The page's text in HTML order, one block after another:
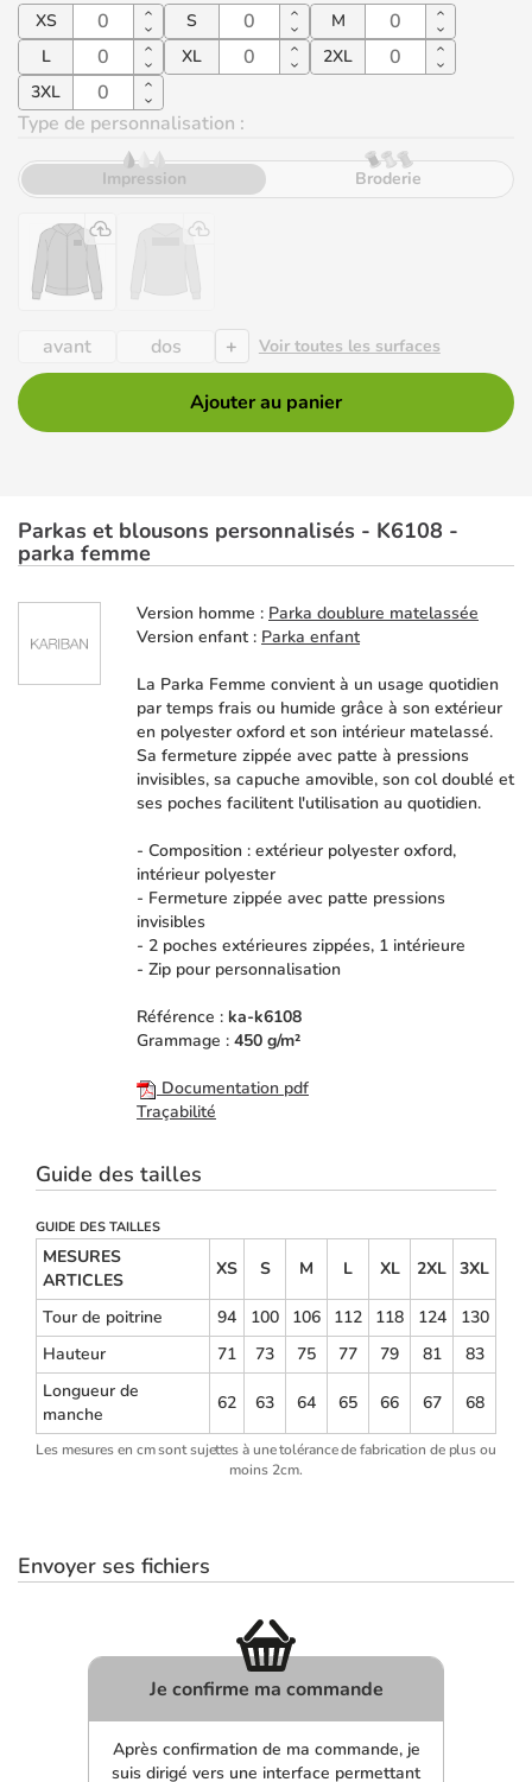
XS S
M
L
XL
2XL
3XL
Type de personnalisation :
Impression Broderie
avant dos + Voir toutes les surfaces
Ajouter au panier
Parkas et blousons personnalisés - K6108 -
parka femme
Version homme : Parka doublure matelassée
Version enfant : Parka enfant
La Parka Femme convient à un usage quotidien
par temps frais ou humide grâce à son extérieur
en polyester oxford et son intérieur matelassé.
Sa fermeture zippée avec patte à pressions
invisibles, sa capuche amovible, son col doublé et
ses poches facilitent l'utilisation au quotidien.
- Composition : extérieur polyester oxford,
intérieur polyester
- Fermeture zippée avec patte pressions
invisibles
- 2 poches extérieures zippées, 1 intérieure
- Zip pour personnalisation
Référence : ka-k6108
Grammage : 450 g/m²
Documentation pdf
Traçabilité
Guide des tailles
GUIDE DES TAILLES
MESURES
ARTICLES
XS S M L XL 2XL 3XL
Tour de poitrine 94 100 106 112 118 124
130
Hauteur
71 73 75 77 79 81
83
Longueur de
manche
62 63 64 65 66 67 68
Les mesures en cm sont sujettes à une tolérance de fabrication de plus ou
moins 2cm.
Envoyer ses fichiers
Je confirme ma commande
Après confirmation de ma commande, je
suis dirigé vers une interface permettant